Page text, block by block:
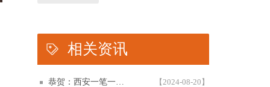
相关资讯
恭贺：西安一笔一画科技有限公司再次被评为高新技术企业！！！ 【2024-08-20】